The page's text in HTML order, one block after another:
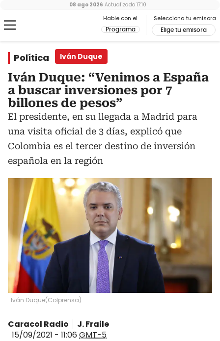
Hable con el
Programa
Selecciona tu emisora
Elige tu emisora
08 ago 2026 Actualizado 17:10
Política Iván Duque
Iván Duque: “Venimos a España
a buscar inversiones por 7
billones de pesos”
El presidente, en su llegada a Madrid para
una visita oficial de 3 días, explicó que
Colombia es el tercer destino de inversión
española en la región
Iván Duque(Colprensa)
Caracol Radio
J. Fraile
15/09/2021 - 11:06 GMT-5